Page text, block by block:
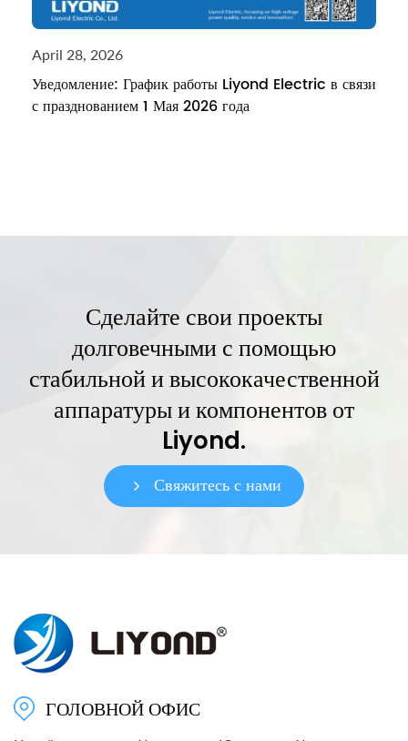
April 28, 2026
Уведомление: График работы Liyond Electric в связи
с празднованием 1 Мая 2026 года
Сделайте свои проекты
долговечными с помощью
стабильной и высококачественной
аппаратуры и компонентов от
Liyond.
Свяжитесь с нами
ГОЛОВНОЙ ОФИС